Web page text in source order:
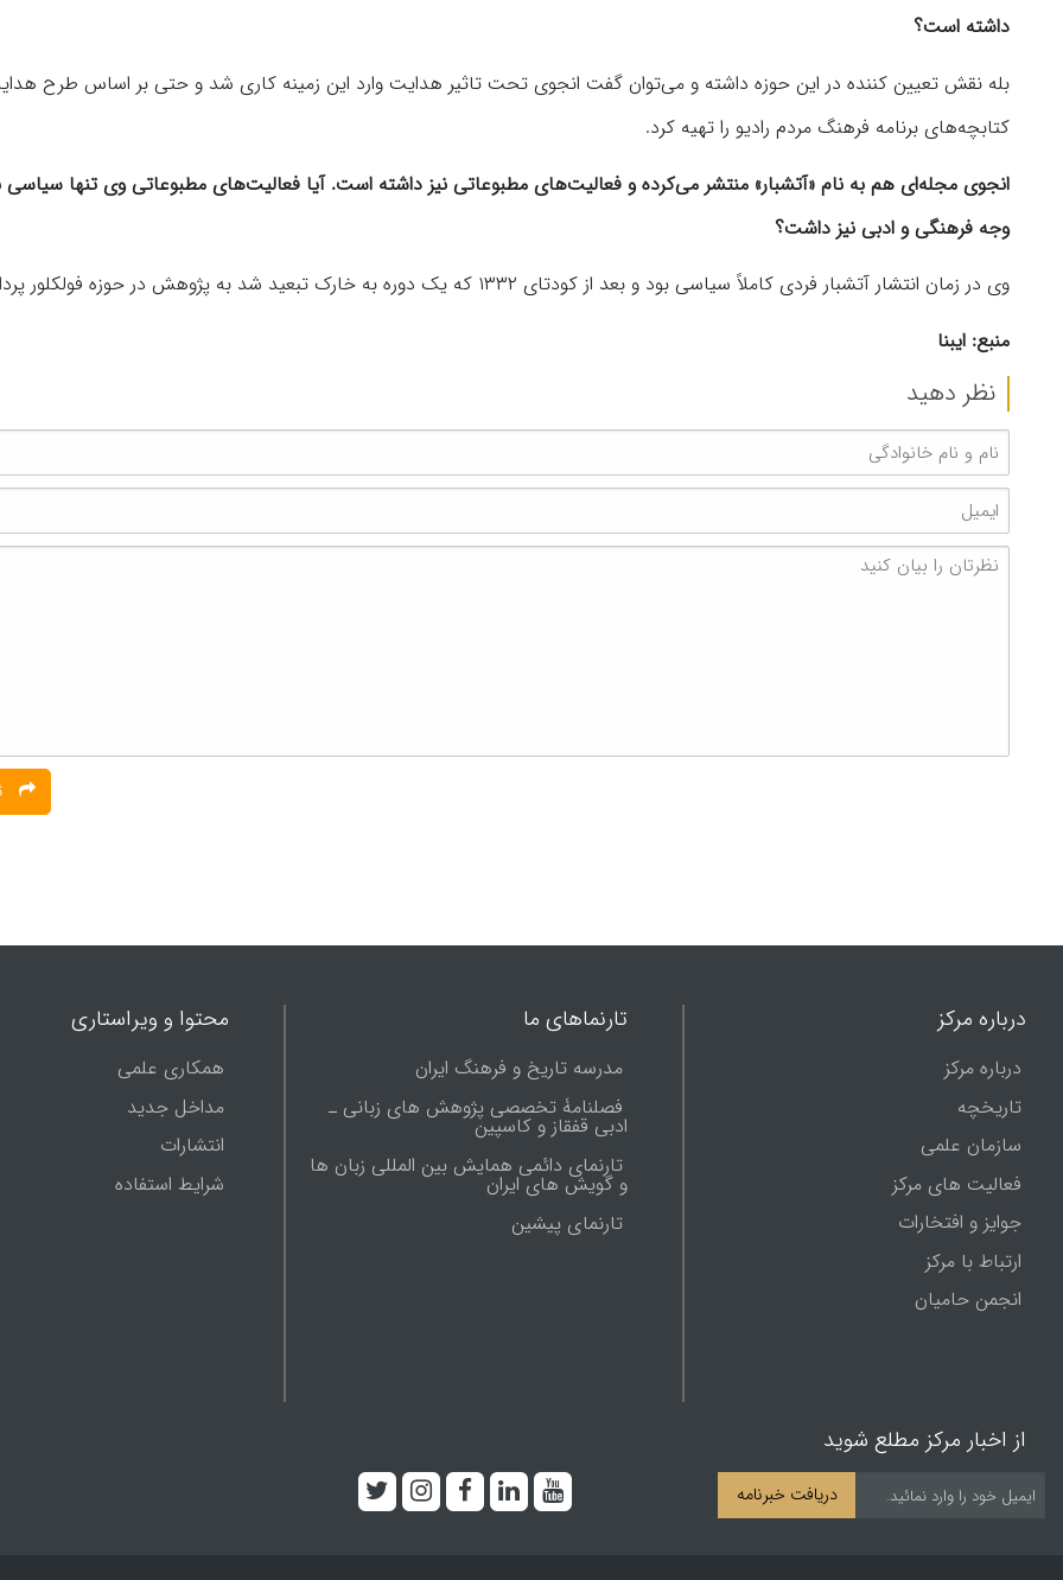
داشته است؟
بله نقش تعیین کننده در این حوزه داشته و می‌توان گفت انجوی تحت تاثیر هدایت وارد این زمینه کاری شد و حتی بر اساس طرح
کتابچه‌های برنامه فرهنگ مردم رادیو را تهیه کرد.
انجوی مجله‌ای هم به نام «آتشبار» منتشر می‌کرده و فعالیت‌های مطبوعاتی نیز داشته است. آیا فعالیت‌های مطبوعاتی وی تنها سیاسی
وجه فرهنگی و ادبی نیز داشت؟
وی در زمان انتشار آتشبار فردی کاملاً سیاسی بود و بعد از کودتای ۱۳۳۲ که یک دوره به خارک تبعید شد به پژوهش در حوزه فولکلور پرداخت.
منبع: ایبنا
نظر دهید
درباره مرکز
درباره مرکز
تاریخچه
سازمان علمی
فعالیت های مرکز
جوایز و افتخارات
ارتباط با مرکز
انجمن حامیان
تارنماهای ما
مدرسه تاریخ و فرهنگ ایران
فصلنامۀ تخصصی پژوهش های زبانی ـ
ادبی قفقاز و کاسپین
تارنمای دائمی همایش بین المللی زبان ها
و گویش های ایران
تارنماى پيشين
محتوا و ویراستاری
همکاری علمی
مداخل جدید
انتشارات
شرایط استفاده
از اخبار مرکز مطلع شوید
دریافت خبرنامه